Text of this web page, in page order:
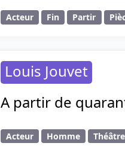
Acteur Fin Partir
Louis Jouvet
A partir de
Acteur Homme Théâtre